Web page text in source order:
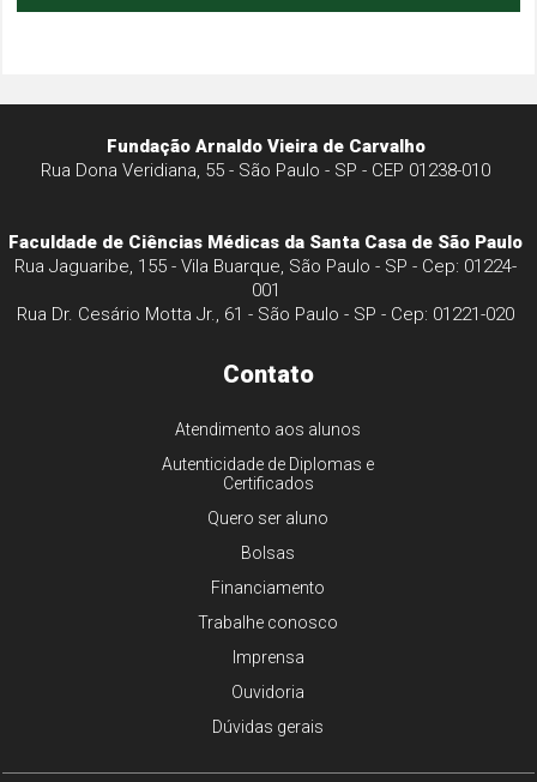
Fundação Arnaldo Vieira de Carvalho
Rua Dona Veridiana, 55 - São Paulo - SP - CEP 01238-010
Faculdade de Ciências Médicas da Santa Casa de São Paulo
Rua Jaguaribe, 155 - Vila Buarque, São Paulo - SP - Cep: 01224-
001
Rua Dr. Cesário Motta Jr., 61 - São Paulo - SP - Cep: 01221-020
Contato
Atendimento aos alunos
Autenticidade de Diplomas e
Certificados
Quero ser aluno
Bolsas
Financiamento
Trabalhe conosco
Imprensa
Ouvidoria
Dúvidas gerais